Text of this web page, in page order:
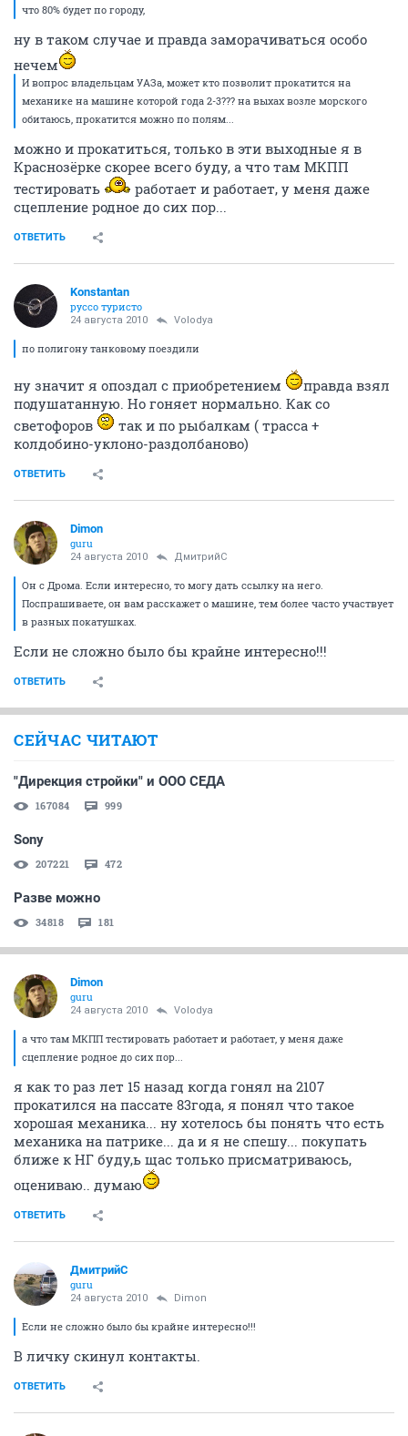
что 80% будет по городу,
ну в таком случае и правда заморачиваться особо
нечем
И вопрос владельцам УАЗа, может кто позволит прокатится на
механике на машине которой года 2-3??? на выхах возле морского
обитаюсь, прокатится можно по полям...
можно и прокатиться, только в эти выходные я в
Краснозёрке скорее всего буду, а что там МКПП
тестировать
работает и работает, у меня даже
сцепление родное до сих пор...
ОТВЕТИТЬ
Konstantan
руссо туристо
24 августа 2010 Volodya
по полигону танковому поездили
ну значит я опоздал с приобретением
правда взял
подушатанную. Но гоняет нормально. Как со
светофоров
так и по рыбалкам ( трасса +
колдобино-уклоно-раздолбаново)
ОТВЕТИТЬ
Dimon
guru
24 августа 2010 ДмитрийС
Он с Дрома. Если интересно, то могу дать ссылку на него.
Поспрашиваете, он вам расскажет о машине, тем более часто участвует
в разных покатушках.
Если не сложно было бы крайне интересно!!!
ОТВЕТИТЬ
СЕЙЧАС ЧИТАЮТ
"Дирекция стройки" и ООО СЕДА
167084 999
Sony
207221 472
Разве можно
34818 181
Dimon
guru
24 августа 2010 Volodya
а что там МКПП тестировать работает и работает, у меня даже
сцепление родное до сих пор...
я как то раз лет 15 назад когда гонял на 2107
прокатился на пассате 83года, я понял что такое
хорошая механика... ну хотелось бы понять что есть
механика на патрике... да и я не спешу... покупать
ближе к НГ буду,ь щас только присматриваюсь,
оцениваю.. думаю
ОТВЕТИТЬ
ДмитрийС
guru
24 августа 2010 Dimon
Если не сложно было бы крайне интересно!!!
В личку скинул контакты.
ОТВЕТИТЬ